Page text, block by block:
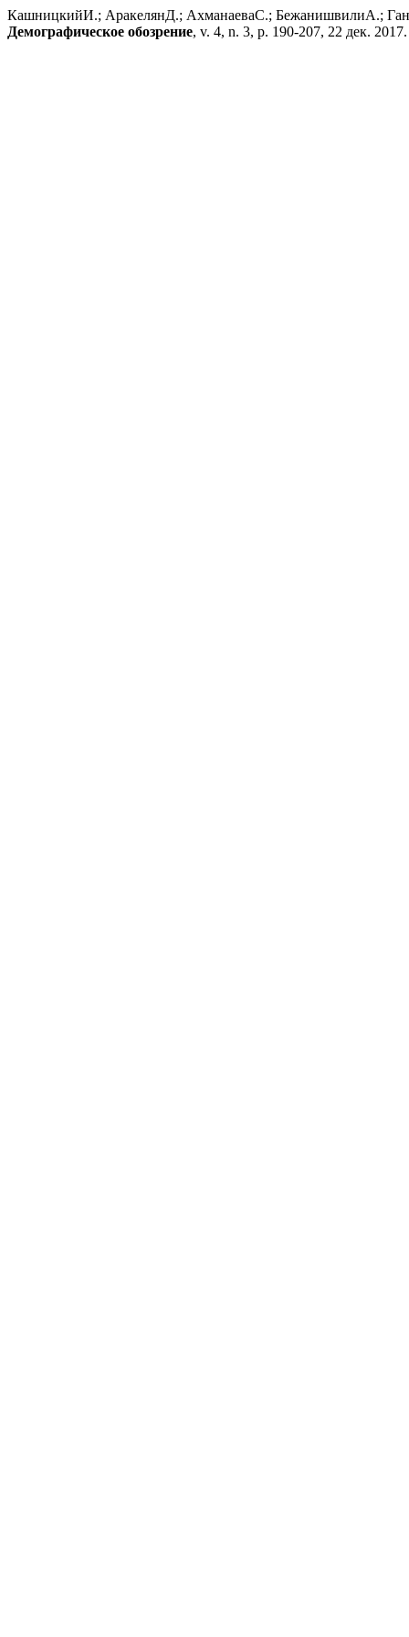
КашницкийИ.; АракелянД.; АхманаеваС.; БежанишвилиА.;
Демографическое обозрение, v. 4, n. 3, p. 190-207, 22 дек. 2017.